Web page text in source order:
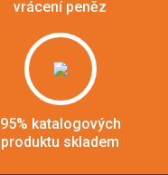
vrácení peněz
95% katalogových
produktu skladem